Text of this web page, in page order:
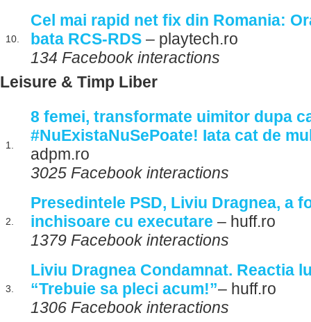
10.
Cel mai rapid net fix din Romania:
bata RCS-RDS – playtech.ro
134 Facebook interactions
Leisure & Timp Liber
1.
8 femei, transformate uimitor dupa
#NuExistaNuSePoate! Iata cat de
adpm.ro
3025 Facebook interactions
2.
Presedintele PSD, Liviu Dragnea, a
inchisoare cu executare – huff.ro
1379 Facebook interactions
3.
Liviu Dragnea Condamnat. Reactia
“Trebuie sa pleci acum!”– huff.ro
1306 Facebook interactions